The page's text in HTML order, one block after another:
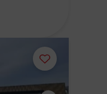
Ajouter
ou